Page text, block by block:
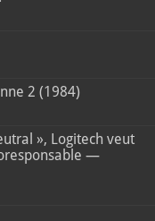
2 (1984)
», Logitech veut
—